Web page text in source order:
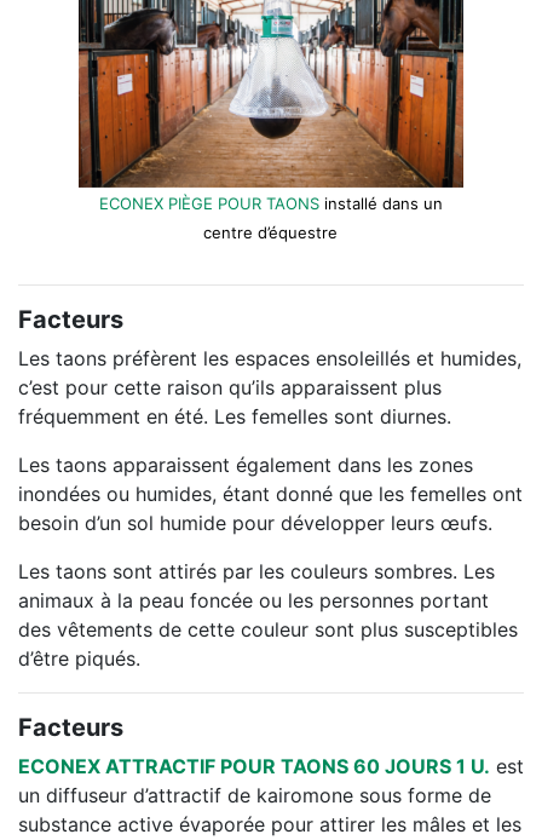
ECONEX PIÈGE POUR TAONSinstallé dans un
centre d’équestre
Facteurs
Les taons préfèrent les espaces ensoleillés et humides,
c’est pour cette raison qu’ils apparaissent plus
fréquemment en été. Les femelles sont diurnes.
Les taons apparaissent également dans les zones
inondées ou humides, étant donné que les femelles ont
besoin d’un sol humide pour développer leurs œufs.
Les taons sont attirés par les couleurs sombres. Les
animaux à la peau foncée ou les personnes portant
des vêtements de cette couleur sont plus susceptibles
d’être piqués.
Facteurs
ECONEX ATTRACTIF POUR TAONS 60 JOURS 1 U. est
un diffuseur d’attractif de kairomone sous forme de
substance active évaporée pour attirer les mâles et les